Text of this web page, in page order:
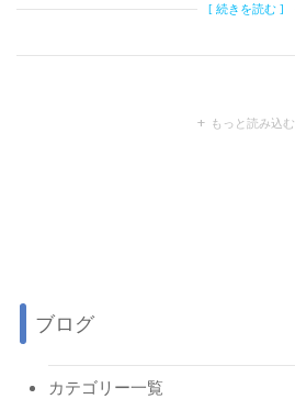
[ 続きを読む ]
もっと読み込む
ブログ
カテゴリー一覧